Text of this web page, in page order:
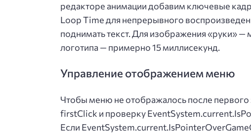
редакторе анимации добавим ключевые
Loop Time для непрерывного
поднимать текст. Для изображения «руки» —
логотипа — примерно 15 миллисекунд.
Управление отображением меню
Чтобы меню не отображалось после
firstClick и проверку
Если